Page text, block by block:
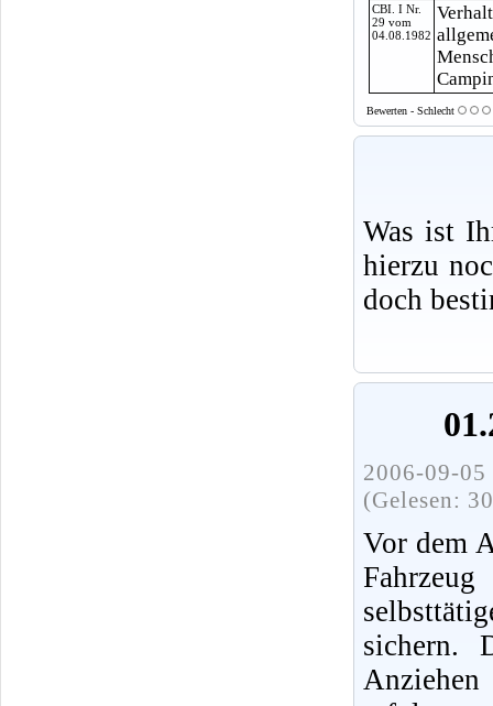
CBI. I Nr.
29 vom
04.08.1982
Bewerten - Schlecht
Was ist
hierzu
doch
2006-09-
(Gelesen:
Vor dem
sichern.
Anziehen